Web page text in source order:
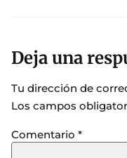
Deja una
Tu dirección de
Los campos
Comentario *